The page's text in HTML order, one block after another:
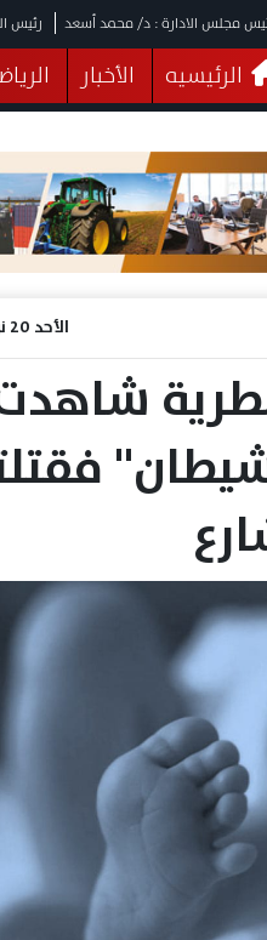
مجلس الادارة : د/ محمد أسعد رئيس
الرئيسيه الأخبار
البرلمان صحة
الأحد 20 نوفمبر 2022 | 02:44 م